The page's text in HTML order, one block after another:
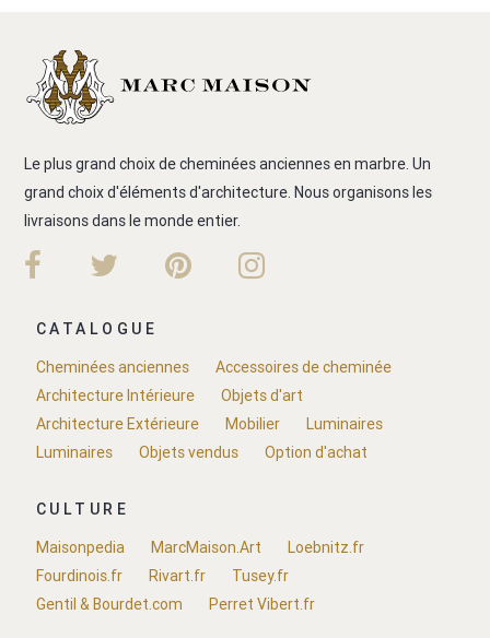
Le plus grand choix de cheminées anciennes en marbre. Un
grand choix d'éléments d'architecture. Nous organisons les
livraisons dans le monde entier.
CATALOGUE
Cheminées anciennes
Accessoires de cheminée
Architecture Intérieure
Objets d'art
Architecture Extérieure
Mobilier
Luminaires
Luminaires
Objets vendus Option d'achat
CULTURE
Maisonpedia
MarcMaison.Art
Loebnitz.fr
Fourdinois.fr
Rivart.fr
Tusey.fr
Gentil & Bourdet.com
Perret Vibert.fr